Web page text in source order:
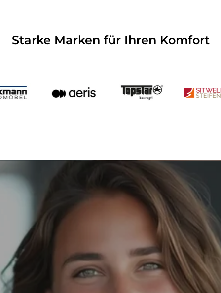
Starke Marken für Ihren Komfort